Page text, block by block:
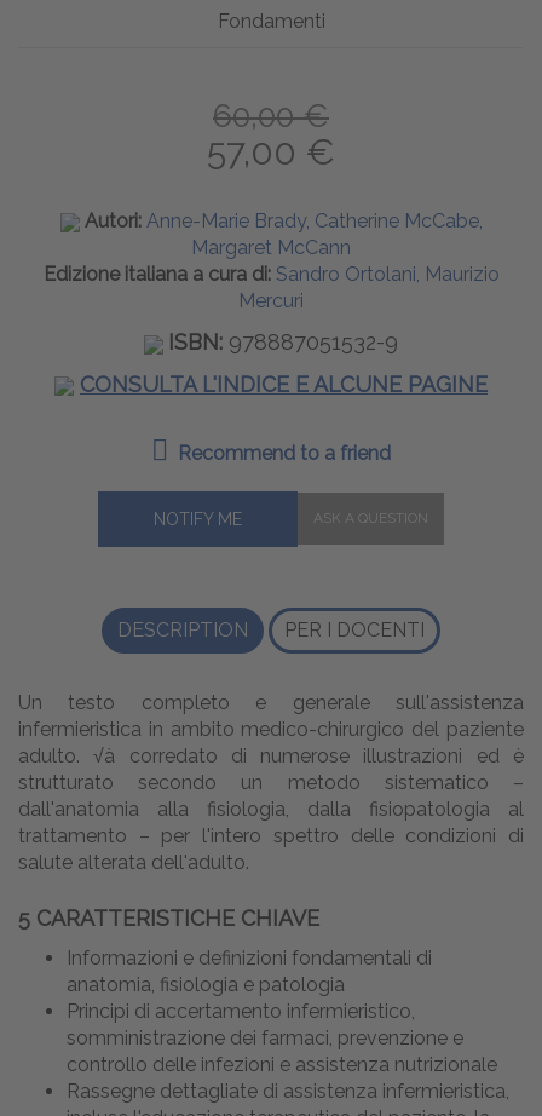
Fondamenti
60,00 €
57,00 €
Autori: Anne-Marie Brady, Catherine McCabe,
Margaret McCann
Edizione italiana a cura di: Sandro Ortolani, Maurizio
Mercuri
ISBN: 978887051532-9
CONSULTA L'INDICE E ALCUNE PAGINE
Recommend to a friend
NOTIFY ME
DESCRIPTION PER I DOCENTI
Un testo completo e generale sull'assistenza
infermieristica in ambito medico-chirurgico del paziente
adulto. √à corredato di numerose illustrazioni ed è
strutturato secondo un metodo sistematico –
dall'anatomia alla fisiologia, dalla fisiopatologia al
trattamento – per l'intero spettro delle condizioni di
salute alterata dell'adulto.
5 CARATTERISTICHE CHIAVE
Informazioni e definizioni fondamentali di
anatomia, fisiologia e patologia
Principi di accertamento infermieristico,
somministrazione dei farmaci, prevenzione e
controllo delle infezioni e assistenza nutrizionale
Rassegne dettagliate di assistenza infermieristica,